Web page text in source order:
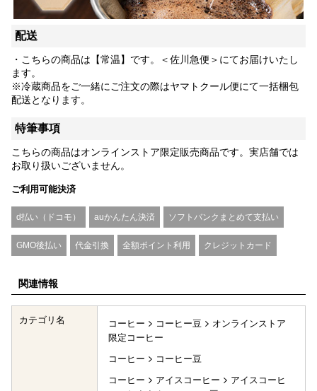
配送
・こちらの商品は【常温】です。＜佐川急便＞にてお届けいたし
ます。
※冷蔵商品をご一緒にご注文の際はヤマトクール便にて一括梱包
配送となります。
特筆事項
こちらの商品はオンラインストア限定販売商品です。実店舗では
お取り扱いございません。
ご利用可能決済
d払い（ドコモ） auかんたん決済 ソフトバンクまとめて支払い
GMO後払い 代金引換 全額ポイント利用 クレジットカード
関連情報
カテゴリ名 コーヒー コーヒー豆
オンラインストア
限定コーヒー
コーヒー
コーヒー豆
コーヒー
アイスコーヒー
アイスコーヒ